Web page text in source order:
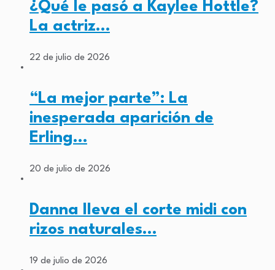
¿Qué le pasó a Kaylee Hottle?
La actriz…
22 de julio de 2026
“La mejor parte”: La
inesperada aparición de
Erling…
20 de julio de 2026
Danna lleva el corte midi con
rizos naturales…
19 de julio de 2026